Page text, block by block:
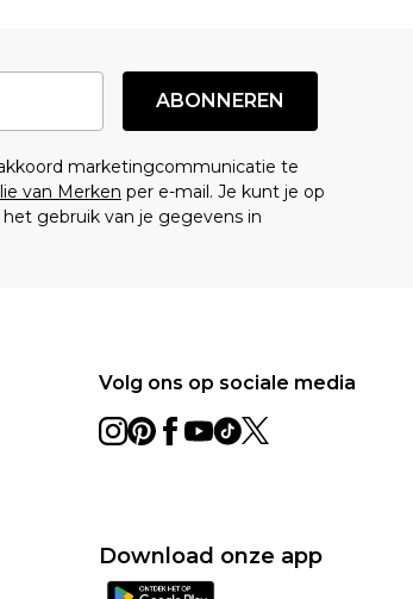
ABONNEREN
marketingcommunicatie te
van Merken per e-mail. Je kunt je op
gebruik van je gegevens in
Volg ons op sociale media
Download onze app